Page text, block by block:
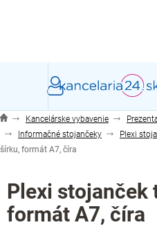
Kancelárske vybavenie
Informačné stojančeky
Plexi
šírku, formát A7, číra
Plexi stojanček
formát A7, číra